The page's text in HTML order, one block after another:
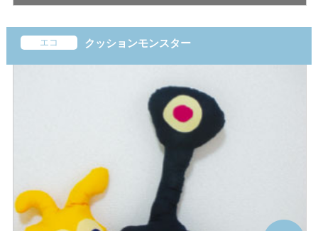
エコ クッションモンスター